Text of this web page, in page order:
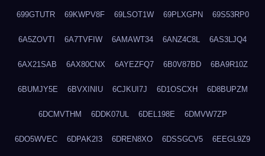
699GTUTR 69KWPV8F 69LSOT1W 69PLXGPN 69S53RP0
6A5ZOVTI 6A7TVFIW 6AMAWT34 6ANZ4C8L 6AS3LJQ4
6AX21SAB 6AX80CNX 6AYEZFQ7 6B0V87BD 6BA9R10Z
6BUMJY5E 6BVXINIU 6CJKUI7J 6D1OSCXH 6D8BUPZM
6DCMVTHM 6DDK07UL 6DEL198E 6DMVW7ZP
6DO5WVEC 6DPAK2I3 6DREN8XO 6DSSGCV5 6EEGL9Z9